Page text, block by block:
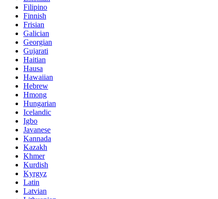
Filipino
Finnish
Frisian
Galician
Georgian
Gujarati
Haitian
Hausa
Hawaiian
Hebrew
Hmong
Hungarian
Icelandic
Igbo
Javanese
Kannada
Kazakh
Khmer
Kurdish
Kyrgyz
Latin
Latvian